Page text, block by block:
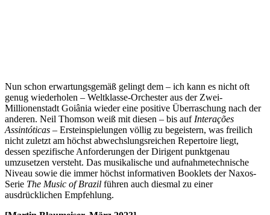
Nun schon erwartungsgemäß gelingt dem – ich kann es nicht oft
genug wiederholen – Weltklasse-Orchester aus der Zwei-
Millionenstadt Goiânia wieder eine positive Überraschung nach der
anderen. Neil Thomson weiß mit diesen – bis auf Interações
Assintóticas – Ersteinspielungen völlig zu begeistern, was freilich
nicht zuletzt am höchst abwechslungsreichen Repertoire liegt,
dessen spezifische Anforderungen der Dirigent punktgenau
umzusetzen versteht. Das musikalische und aufnahmetechnische
Niveau sowie die immer höchst informativen Booklets der Naxos-
Serie The Music of Brazil führen auch diesmal zu einer
ausdrücklichen Empfehlung.